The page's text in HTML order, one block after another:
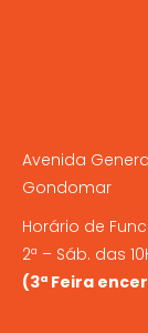
Avenida
Gondomar
Horário de
2ª – Sáb. das
(3ª Feira